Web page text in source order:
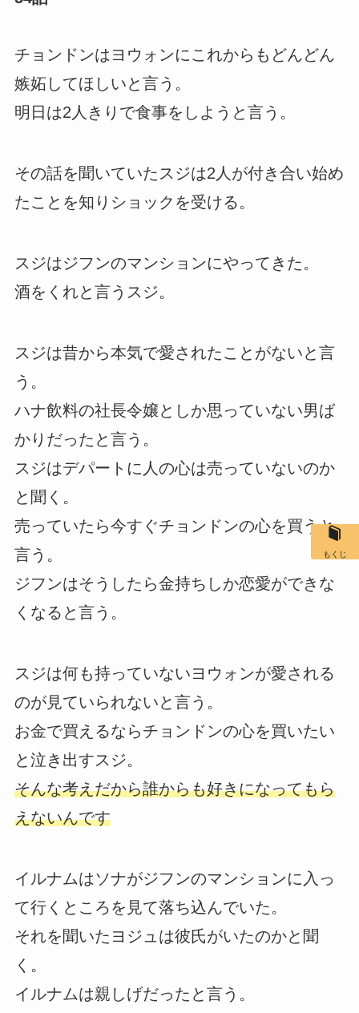
チョンドンはヨウォンにこれからもどんどん
嫉妬してほしいと言う。
明日は2人きりで食事をしようと言う。
その話を聞いていたスジは2人が付き合い始め
たことを知りショックを受ける。
スジはジフンのマンションにやってきた。
酒をくれと言うスジ。
スジは昔から本気で愛されたことがないと言
う。
ハナ飲料の社長令嬢としか思っていない男ば
かりだったと言う。
スジはデパートに人の心は売っていないのか
と聞く。
売っていたら今すぐチョンドンの心を買うと
言う。
ジフンはそうしたら金持ちしか恋愛ができな
くなると言う。
スジは何も持っていないヨウォンが愛される
のが見ていられないと言う。
お金で買えるならチョンドンの心を買いたい
と泣き出すスジ。
そんな考えだから誰からも好きになってもら
えないんです
イルナムはソナがジフンのマンションに入っ
て行くところを見て落ち込んでいた。
それを聞いたヨジュは彼氏がいたのかと聞
く。
イルナムは親しげだったと言う。
もくじ